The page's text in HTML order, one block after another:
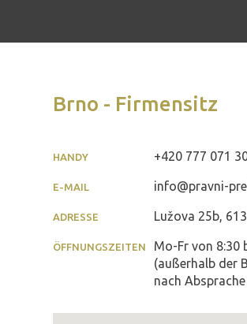
Brno - Firmensitz
HANDY +420 777 071
E-MAIL info@pravni-
ADRESSE Lužova 25b,
ÖFFNUNGSZEITEN
Mo-Fr von 8:30
(außerhalb der
nach